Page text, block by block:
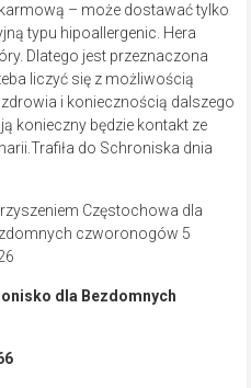
– może dostawać tylko
typu hipoallergenic. Hera
Dlatego jest przeznaczona
liczyć się z możliwością
i koniecznością dalszego
konieczny będzie kontakt ze
do Schroniska dnia
dla Bezdomnych